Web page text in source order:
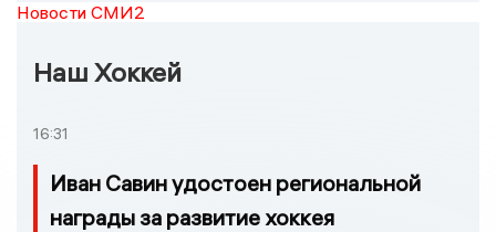
Новости СМИ2
Наш Хоккей
16:31
Иван Савин удостоен региональной
награды за развитие хоккея